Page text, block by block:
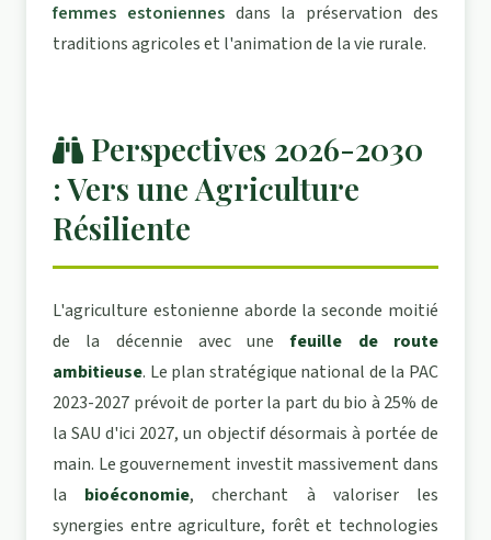
femmes estoniennesdans la préservation des
traditions agricoles et l'animation de la vie rurale.
Perspectives 2026-2030
: Vers une Agriculture
Résiliente
L'agriculture estonienne aborde la seconde moitié
de la décennie avec unefeuille de route
ambitieuse. Le plan stratégique national de la PAC
2023-2027 prévoit de porter la part du bio à 25% de
la SAU d'ici 2027, un objectif désormais à portée de
main. Le gouvernement investit massivement dans
la bioéconomie, cherchant à valoriser les
synergies entre agriculture, forêt et technologies